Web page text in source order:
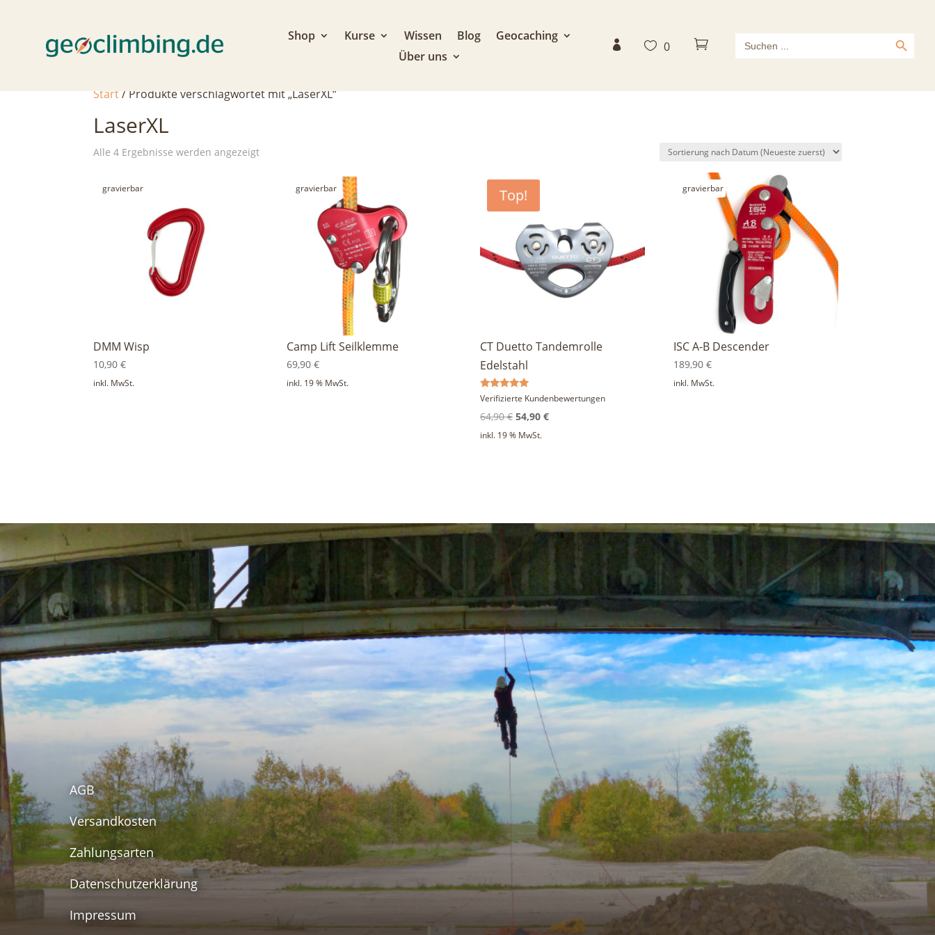
Shop Kurse Wissen Blog
Geocaching
Über uns
  0  Search
for:
Search Button
Start/ Produkte verschlagwortet mit „LaserXL“
LaserXL
Alle 4 Ergebnisse werden angezeigtNach
gravierbar
DMM Wisp
10,90€
inkl. MwSt.
gravierbar
Camp Lift Seilklemme
69,90€
inkl. 19 % MwSt.
gravierbar
Top!
CT Duetto Tandemrolle
Edelstahl
Bewertet
5.00
von 5
Verifizierte Kundenbewertungen
64,90€ Ursprünglicher
Preis
54,90€Aktueller
inkl. 19 % MwSt.
gravierbar
ISC A-B Descender
189,90€
inkl. MwSt.
AGB
Versandkosten
Zahlungsarten
Datenschutzerklärung
Impressum